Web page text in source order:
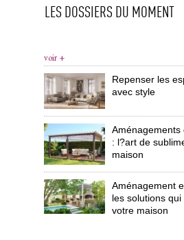
LES DOSSIERS DU MOMENT
voir +
Repenser les
avec style
Aménagements
: l?art de
maison
Aménagement
les solutions
votre maison